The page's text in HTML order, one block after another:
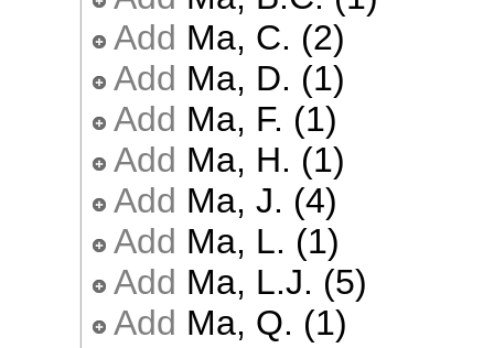
Add Ma, C. (2)
Add Ma, D. (1)
Add Ma, F. (1)
Add Ma, H. (1)
Add Ma, J. (4)
Add Ma, L. (1)
Add Ma, L.J. (5)
Add Ma, Q. (1)